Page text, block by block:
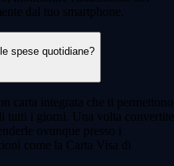
dal tuo smartphone.
spese quotidiane?
carta integrata che ti permettono
tutti i giorni. Una volta convertite
ovunque presso i
come la Carta Visa di